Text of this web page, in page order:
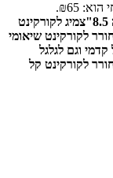
₪65.
צמיג לקורקינט
לקורקינט שיאומי
וגם לגלגל
לקורקינט קל